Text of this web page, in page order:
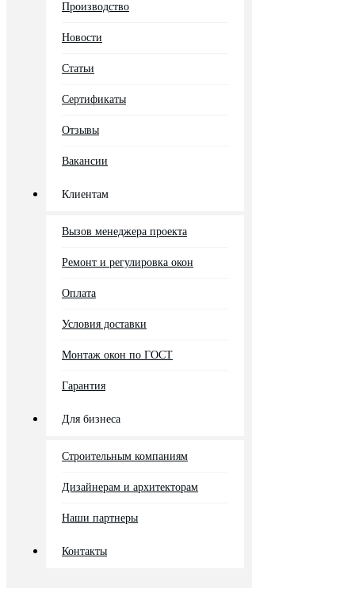
Производство
Новости
Статьи
Сертификаты
Отзывы
Вакансии
Клиентам
Вызов менеджера проекта
Ремонт и регулировка окон
Оплата
Условия доставки
Монтаж окон по ГОСТ
Гарантия
Для бизнеса
Строительным компаниям
Дизайнерам и архитекторам
Наши партнеры
Контакты